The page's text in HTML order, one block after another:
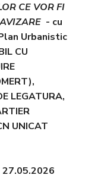
CE VOR FI
- cu
Urbanistic
CU
LEGATURA,
UNICAT